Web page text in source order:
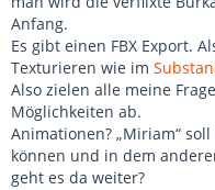
Anfang.
Es gibt einen FBX Export.
Texturieren wie im
Also zielen alle meine
Möglichkeiten ab.
Animationen? „Miriam“
können und in dem
geht es da weiter?